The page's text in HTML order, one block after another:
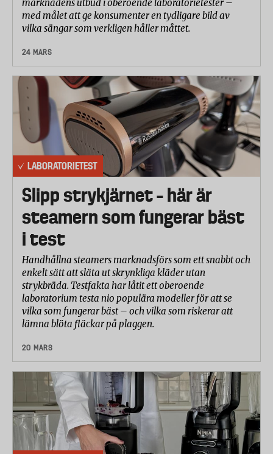
marknadens utbud i oberoende laboratorietester –
med målet att ge konsumenter en tydligare bild av
vilka sängar som verkligen håller måttet.
24 MARS
LABORATORIETEST
Slipp strykjärnet – här är
steamern som fungerar bäst
i test
Handhållna steamers marknadsförs som ett snabbt och
enkelt sätt att släta ut skrynkliga kläder utan
strykbräda. Testfakta har låtit ett oberoende
laboratorium testa nio populära modeller för att se
vilka som fungerar bäst – och vilka som riskerar att
lämna blöta fläckar på plaggen.
20 MARS